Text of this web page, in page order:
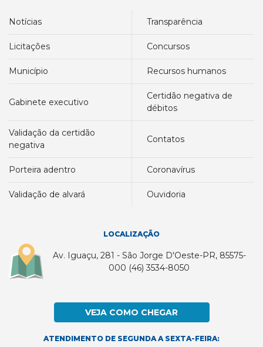
notícias transparência
licitações concursos
município recursos humanos
gabinete executivo
certidão negativa de
débitos
validação da certidão
negativa
contatos
porteira adentro coronavírus
validação de alvará ouvidoria
LOCALIZAÇÃO
Av. Iguaçu, 281 - São Jorge D'Oeste-PR, 85575-
000 (46) 3534-8050
VEJA COMO CHEGAR
ATENDIMENTO DE SEGUNDA A SEXTA-FEIRA: